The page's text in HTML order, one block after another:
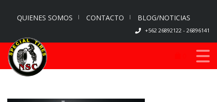
QUIENES SOMOS CONTACTO BLOG/NOTICIAS
+562 26892122 - 26896141